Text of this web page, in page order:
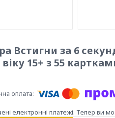
Встигни за 6
15+ з 55
електронні платежі. Тепер ви